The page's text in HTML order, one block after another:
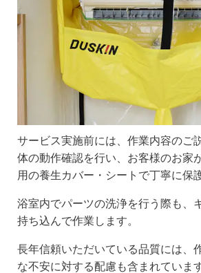
サービス実施前には、作業内容のご
体の動作確認を行い、お客様のお家
用の養生カバー・シートで丁寧に保護
浴室内でパーツの洗浄を行う際も、
持ち込んで作業します。
長年信頼いただいている品質には、
な不安に対する配慮も含まれています